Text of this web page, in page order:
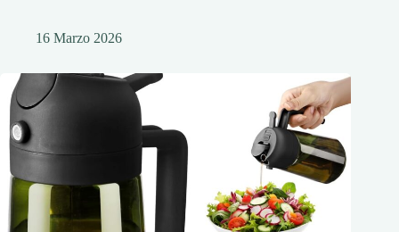
16 Marzo 2026